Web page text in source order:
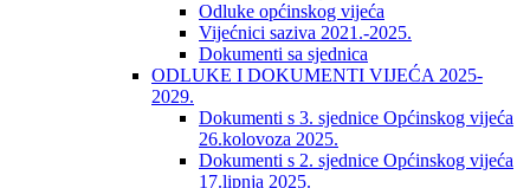
Odluke općinskog vijeća
Vijećnici saziva 2021.-2025.
Dokumenti sa sjednica
ODLUKE I DOKUMENTI VIJEĆA 2025-
2029.
Dokumenti s 3. sjednice Općinskog vijeća
26.kolovoza 2025.
Dokumenti s 2. sjednice Općinskog vijeća
17.lipnja 2025.